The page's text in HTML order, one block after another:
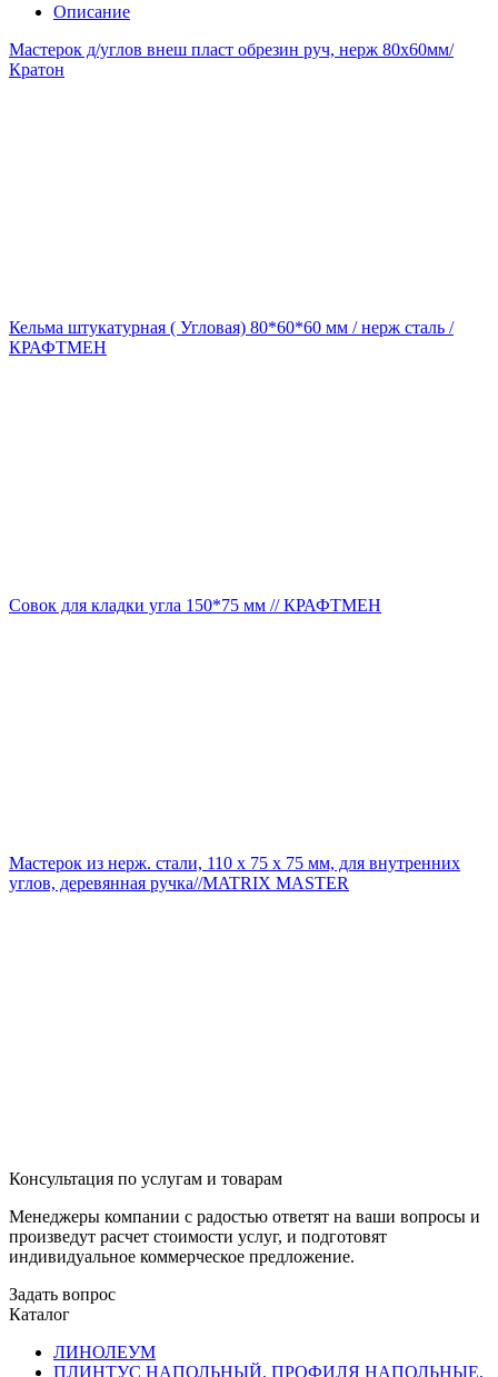
Описание
Мастерок д/углов внеш пласт обрезин руч, нерж 80х60мм/
Кратон
Кельма штукатурная ( Угловая) 80*60*60 мм / нерж сталь /
КРАФТМЕН
Совок для кладки угла 150*75 мм // КРАФТМЕН
Мастерок из нерж. стали, 110 х 75 х 75 мм, для внутренних
углов, деревянная ручка//MATRIX MASTER
Консультация по услугам и товарам
Менеджеры компании с радостью ответят на ваши вопросы и
произведут расчет стоимости услуг, и подготовят
индивидуальное коммерческое предложение.
Задать вопрос
Каталог
ЛИНОЛЕУМ
ПЛИНТУС НАПОЛЬНЫЙ, ПРОФИЛЯ НАПОЛЬНЫЕ,